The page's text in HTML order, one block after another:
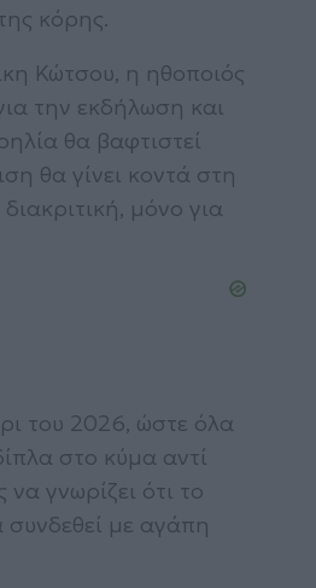
κόρης.
Κώτσου, η ηθοποιός
την εκδήλωση και
θα βαφτιστεί
θα γίνει κοντά στη
μόνο για
του 2026, ώστε όλα
στο κύμα αντί
γνωρίζει ότι το
με αγάπη